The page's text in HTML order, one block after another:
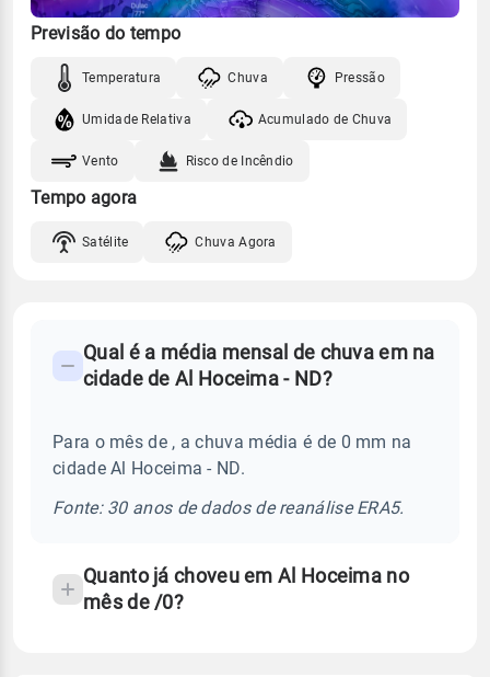
Previsão do tempo
Temperatura Chuva Pressão
Umidade Relativa Acumulado de Chuva
Vento Risco de Incêndio
Tempo agora
Satélite Chuva Agora
Perguntas
sobre
chuva
Qual é a média mensal de chuva em na
cidade de Al Hoceima - ND?
Para o mês de , a chuva média é de 0 mm na
cidade Al Hoceima - ND.
Fonte: 30 anos de dados de reanálise ERA5.
Quanto já choveu em Al Hoceima no
mês de /0?